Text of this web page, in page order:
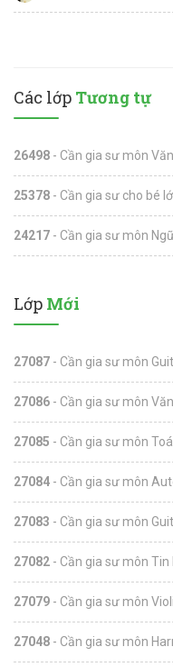
Các lớp Tương tự
26498 - Cần gia sư môn
25378 - Cần gia sư cho bé
24217 - Cần gia sư môn
Lớp Mới
27087 - Cần gia sư môn
27086 - Cần gia sư môn
27085 - Cần gia sư môn
27084 - Cần gia sư môn
27083 - Cần gia sư môn
27082 - Cần gia sư môn
27079 - Cần gia sư môn
27048 - Cần gia sư môn